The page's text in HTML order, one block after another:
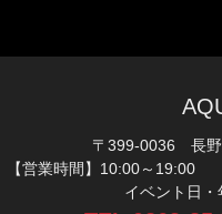
〒399-0036 長野
【営業時間】10:00～19:00
イベント日